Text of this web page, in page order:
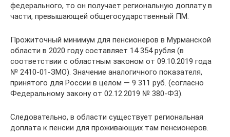
федерального, то он получает региональную доплату в
части, превышающей общегосударственный ПМ.
Прожиточный минимум для пенсионеров в Мурманской
области в 2020 году составляет 14 354 рубля (в
соответствии с областным законом от 09.10.2019 года
№ 2410-01-ЗМО). Значение аналогичного показателя,
принятого для России в целом — 9 311 руб. (согласно
Федеральному закону от 02.12.2019 № 380-ФЗ).
Следовательно, в области существует региональная
доплата к пенсии для проживающих там пенсионеров.